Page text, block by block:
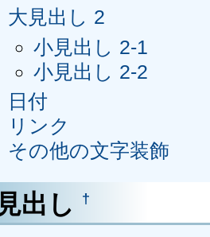
大見出し 2
小見出し 2-1
小見出し 2-2
日付
リンク
その他の文字装飾
見出し †